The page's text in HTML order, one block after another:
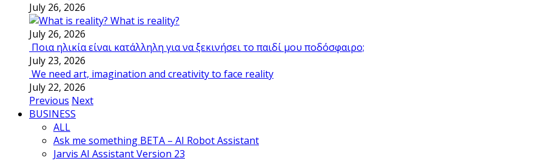
July 26, 2026
What is reality?
July 26, 2026
Ποια ηλικία είναι κατάλληλη για να ξεκινήσει το παιδί μου ποδόσφαιρο;
July 23, 2026
We need art, imagination and creativity to face reality
July 22, 2026
Previous Next
BUSINESS
ALL
Ask me something BETA – AI Robot Assistant
Jarvis AI Assistant Version 23